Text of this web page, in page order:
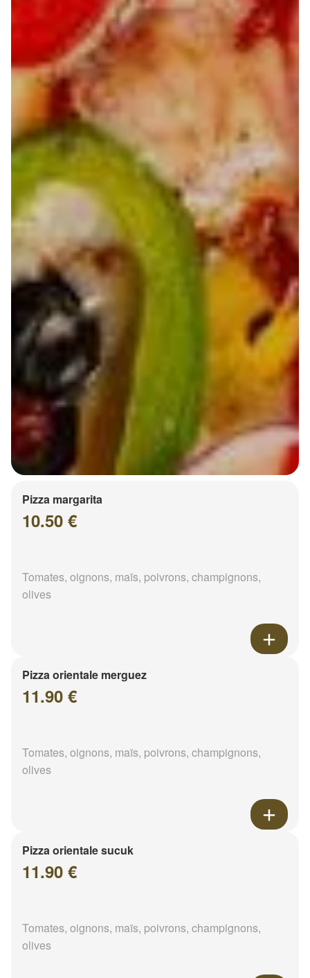
Pizza margarita
10.50 €
Tomates, oignons, maïs, poivrons, champignons,
olives
Pizza orientale merguez
11.90 €
Tomates, oignons, maïs, poivrons, champignons,
olives
Pizza orientale sucuk
11.90 €
Tomates, oignons, maïs, poivrons, champignons,
olives